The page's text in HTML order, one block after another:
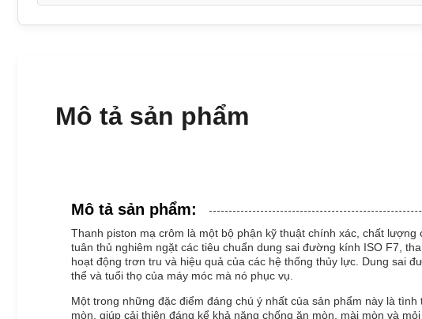
Mô tả sản phẩm
Mô tả sản phẩm:
Thanh piston mạ crôm là một bộ phận kỹ thuật chính xác, chất
tuân thủ nghiêm ngặt các tiêu chuẩn dung sai đường kính ISO F7,
hoạt động trơn tru và hiệu quả của các hệ thống thủy lực. Dung sai
thể và tuổi thọ của máy móc mà nó phục vụ.
Một trong những đặc điểm đáng chú ý nhất của sản phẩm này là
mòn, giúp cải thiện đáng kể khả năng chống ăn mòn, mài mòn và